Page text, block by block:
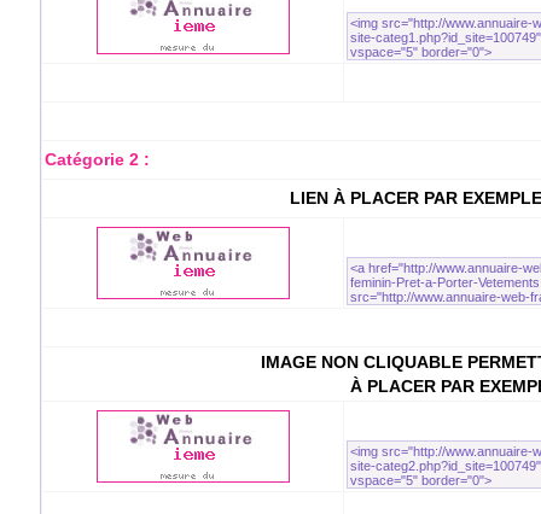
Catégorie 2 :
LIEN À PLACER PAR
IMAGE NON CLIQUABLE
À PLACER PAR